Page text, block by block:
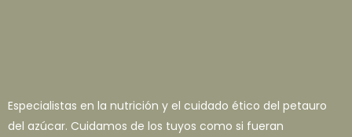
Especialistas en la nutrición y el cuidado ético del petauro
del azúcar. Cuidamos de los tuyos como si fueran